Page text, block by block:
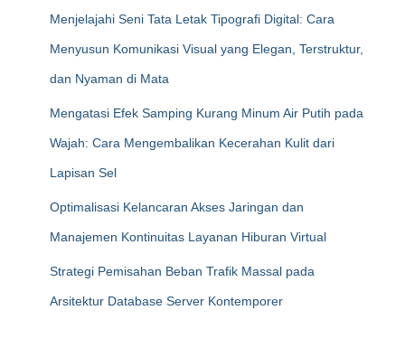
Menjelajahi Seni Tata Letak Tipografi Digital: Cara
Menyusun Komunikasi Visual yang Elegan, Terstruktur,
dan Nyaman di Mata
Mengatasi Efek Samping Kurang Minum Air Putih pada
Wajah: Cara Mengembalikan Kecerahan Kulit dari
Lapisan Sel
Optimalisasi Kelancaran Akses Jaringan dan
Manajemen Kontinuitas Layanan Hiburan Virtual
Strategi Pemisahan Beban Trafik Massal pada
Arsitektur Database Server Kontemporer